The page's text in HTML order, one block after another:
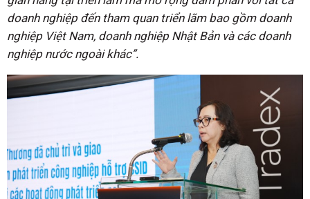
doanh nghiệp đến tham quan triển lãm bao gồm doanh
nghiệp Việt Nam, doanh nghiệp Nhật Bản và các doanh
nghiệp nước ngoài khác”.